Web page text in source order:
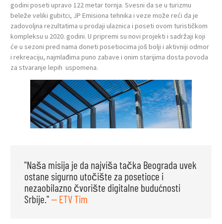
godini poseti upravo 122 metar tornja. Svesni da se u turizmu
beleže veliki gubitci, JP Emisiona tehnika i veze može reći da je
zadovoljna rezultatima u prodaji ulaznica i poseti ovom turističkom
kompleksu u 2020. godini. U pripremi su novi projekti i sadržaji koji
će u sezoni pred nama doneti posetiocima još bolji i aktivniji odmor
i rekreaciju, najmlađima puno zabave i onim starijima dosta povoda
za stvaranje lepih uspomena.
"Naša misija je da najviša tačka Beograda uvek
ostane sigurno utočište za posetioce i
nezaobilazno čvorište digitalne budućnosti
Srbije."— ETV Tim